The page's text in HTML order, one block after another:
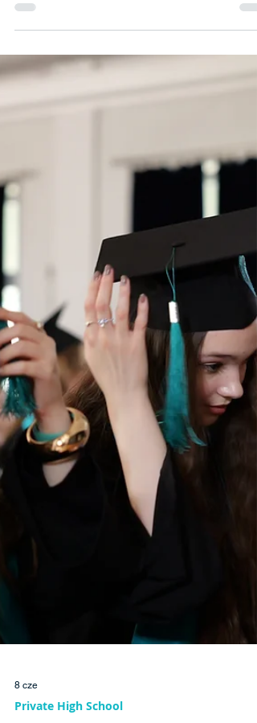
To był niezwykle intensywny tydzień. W
dniach 16–22 czerwca uczniowie klas 1–3
Pierwszego dnia wycieczki zwiedziliśmy
Montmartre, Bazylikę Sacré-Cœur, Place du
Tertre oraz okolice Moulin Rouge i Placu
Concorde, Ogrody Tuileries i Luwr.
Następnie przejechaliśmy do hotelu, gdzie
zakwaterowaliśmy się i odpoczęliśmy po
podróży. Kolejnego dnia rozpoczęliśmy z